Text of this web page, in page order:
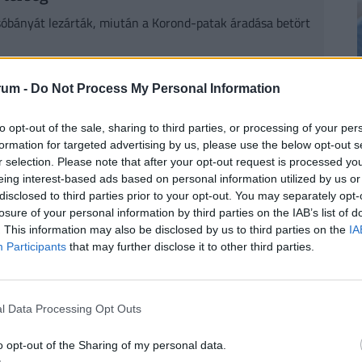
- Do Not Process My Personal Information
opt-out of the sale, sharing to third parties, or processing of your
for targeted advertising by us, please use the below opt-out
selection. Please note that after your opt-out request is processed
interest-based ads based on personal information utilized by us
to third parties prior to your opt-out. You may separately
of your personal information by third parties on the IAB’s list of
This information may also be disclosed by us to third parties on the
Participants that may further disclose it to other third parties.
Data Processing Opt Outs
opt-out of the Sharing of my personal data.
lezárták, miután a Korond-patak áradása betört
vészhelyzetet a településen, amelyet
május 27-én már ömlött a víz a
a Korond-patak, és megsérült a medrét védő
a betörő víz teljesen elöntötte a
létesítményt.
HA NYUGDÍJBA MEGY: EGYSZERŰ
örvendenek a
. Mivel évtizedekre előre tekintve az
garancia, úgy tűnik ez időskori